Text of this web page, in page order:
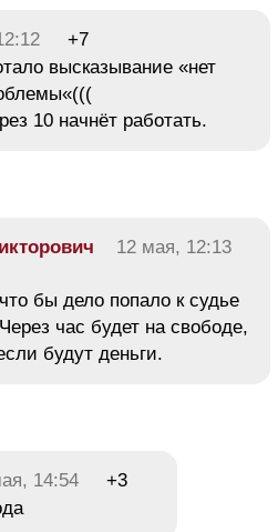
+7
высказывание «нет
10 начнёт работать.
12 мая, 12:13
бы дело попало к судье
час будет на свободе,
будут деньги.
14:54
+3